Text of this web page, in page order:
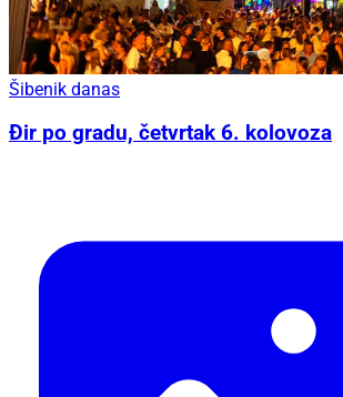
Šibenik danas
Đir po gradu, četvrtak 6. kolovoza